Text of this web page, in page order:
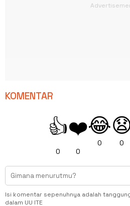
KOMENTAR
👍
0
❤️
0
😂
0 0
Isi komentar sepenuhnya adalah
dalam UU ITE